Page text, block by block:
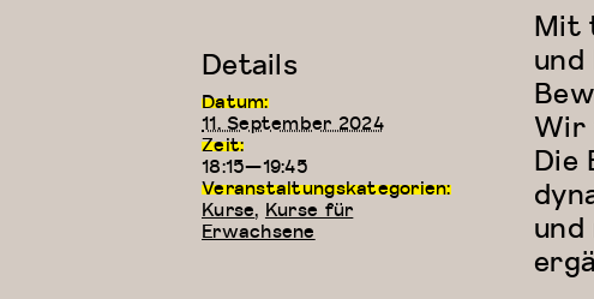
Mit
Wir
Die
Details
Datum:
11. September 2024
Zeit:
18:15—19:45
Veranstaltungskategorien:
Kurse, Kurse für
Erwachsene